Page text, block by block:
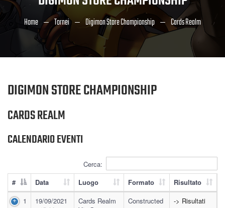
Home Tornei Digimon Store Championship Cards Realm
DIGIMON STORE CHAMPIONSHIP
CARDS REALM
CALENDARIO EVENTI
Cerca:
#
Data Luogo Formato
Risultato
1
19/09/2021
Cards Realm
Constructed
-> Risultati